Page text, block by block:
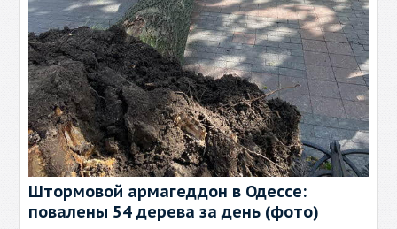
Штормовой армагеддон в Одессе:
повалены 54 дерева за день (фото)